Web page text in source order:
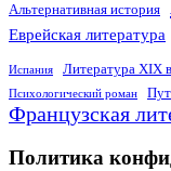
Альтернативная история
Еврейская литература
Испания Литература XIX
Психологический роман
Французская
Политика